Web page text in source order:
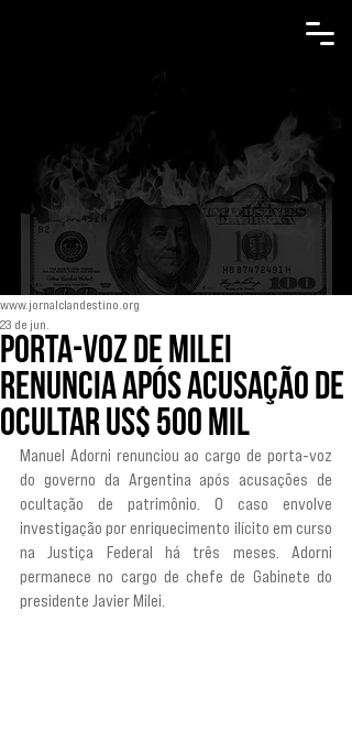
Porta-voz de Milei
renuncia após acusação de
ocultar US$ 500 mil
www.jornalclandestino.org
23 de jun.
Manuel Adorni renunciou ao cargo de porta-voz
do governo da Argentina após acusações de
ocultação de patrimônio. O caso envolve
investigação por enriquecimento ilícito em curso
na Justiça Federal há três meses. Adorni
permanece no cargo de chefe de Gabinete do
presidente Javier Milei.